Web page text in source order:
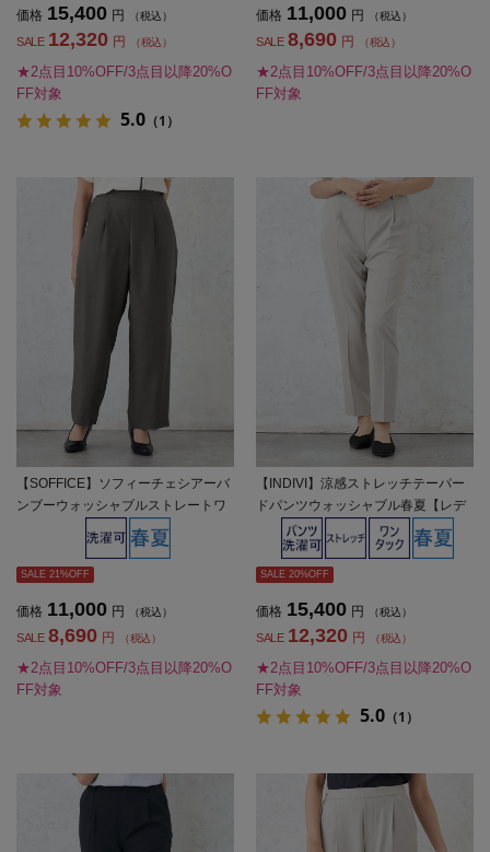
価格 15,400 円 （税込）
SALE 12,320 円 （税込）
★2点目10%OFF/3点目以降20%O
FF対象
5.0 （1）
価格 11,000 円 （税込）
SALE 8,690 円 （税込）
★2点目10%OFF/3点目以降20%O
FF対象
【SOFFICE】ソフィーチェシアーバ
ンブーウォッシャブルストレートワ
イドパンツ上下ウォッシャブル軽量
SALE 21%OFF
価格 11,000 円 （税込）
SALE 8,690 円 （税込）
★2点目10%OFF/3点目以降20%O
FF対象
【INDIVI】涼感ストレッチテーパー
ドパンツウォッシャブル春夏【レデ
ィース】
SALE 20%OFF
価格 15,400 円 （税込）
SALE 12,320 円 （税込）
★2点目10%OFF/3点目以降20%O
FF対象
5.0 （1）